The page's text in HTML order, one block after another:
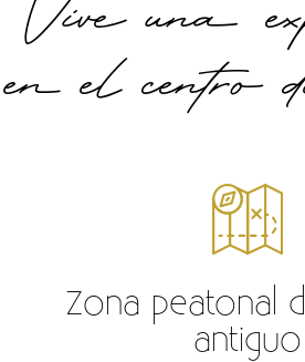
Vive una
en el centro
Zona peatonal
antiguo